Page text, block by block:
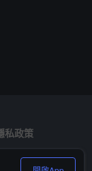
密資產稅收架
法通過，並配合
件。該請願書將
股票的金融投資
私政策